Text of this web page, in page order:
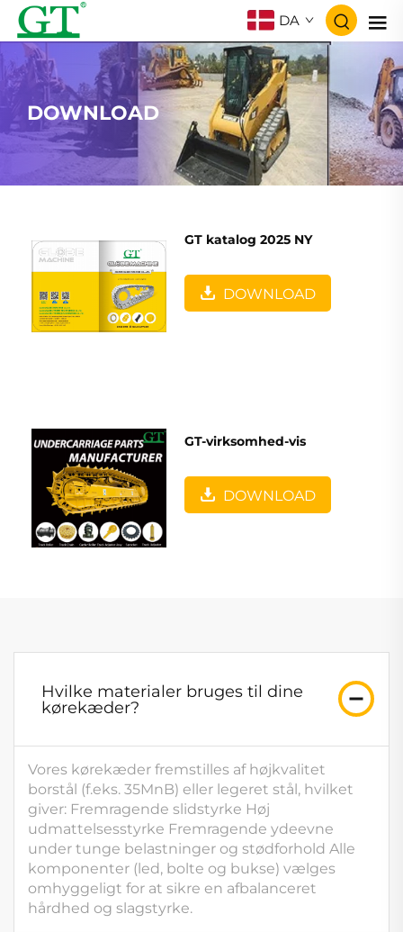
DA
DOWNLOAD
GT katalog 2025 NY
DOWNLOAD
GT-virksomhed-vis
DOWNLOAD
Hvilke materialer bruges til dine
kørekæder?
Vores kørekæder fremstilles af højkvalitet
borstål (f.eks. 35MnB) eller legeret stål, hvilket
giver: Fremragende slidstyrke Høj
udmattelsesstyrke Fremragende ydeevne
under tunge belastninger og stødforhold Alle
komponenter (led, bolte og bukse) vælges
omhyggeligt for at sikre en afbalanceret
hårdhed og slagstyrke.